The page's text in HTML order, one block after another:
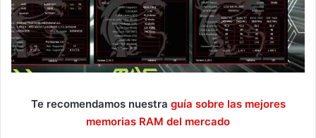
Te recomendamos nuestra guía sobre las mejores
memorias RAM del mercado